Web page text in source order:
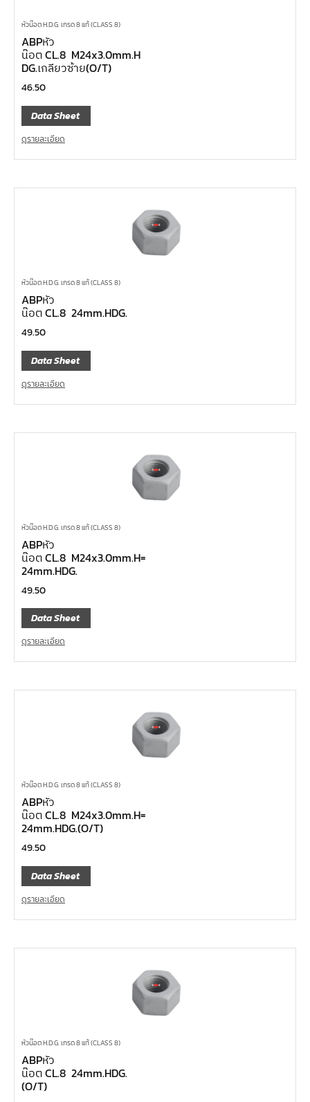
หัวน๊อต H.D.G. เกรด 8 แท้ (CLASS 8)
ABPหัว
น๊อต CL.8 M24x3.0mm.H
DG.เกลียวซ้าย(O/T)
46.50
Data Sheet
ดูรายละเอียด
หัวน๊อต H.D.G. เกรด 8 แท้ (CLASS 8)
ABPหัว
น๊อต CL.8 24mm.HDG.
49.50
Data Sheet
ดูรายละเอียด
หัวน๊อต H.D.G. เกรด 8 แท้ (CLASS 8)
ABPหัว
น๊อต CL.8 M24x3.0mm.H=
24mm.HDG.
49.50
Data Sheet
ดูรายละเอียด
หัวน๊อต H.D.G. เกรด 8 แท้ (CLASS 8)
ABPหัว
น๊อต CL.8 M24x3.0mm.H=
24mm.HDG.(O/T)
49.50
Data Sheet
ดูรายละเอียด
หัวน๊อต H.D.G. เกรด 8 แท้ (CLASS 8)
ABPหัว
น๊อต CL.8 24mm.HDG.
(O/T)